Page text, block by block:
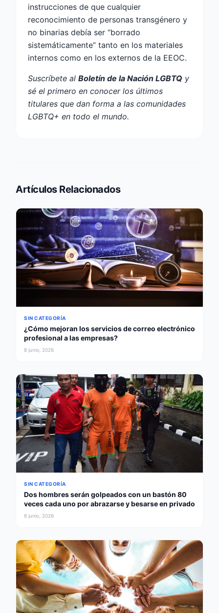
instrucciones de que cualquier
reconocimiento de personas transgénero y
no binarias debía ser “borrado
sistemáticamente” tanto en los materiales
internos como en los externos de la EEOC.
Suscríbete al Boletín de la Nación LGBTQ y
sé el primero en conocer los últimos
titulares que dan forma a las comunidades
LGBTQ+ en todo el mundo.
Artículos Relacionados
SIN CATEGORÍA
¿Cómo mejoran los servicios de correo electrónico
profesional a las empresas?
8 junio, 2026
SIN CATEGORÍA
Dos hombres serán golpeados con un bastón 80
veces cada uno por abrazarse y besarse en privado
8 junio, 2026